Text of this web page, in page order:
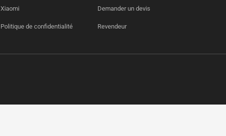
Xiaomi
Politique de confidentialité
Demander un devis
Revendeur